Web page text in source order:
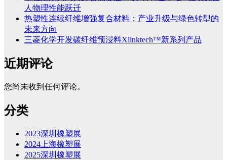
人物理性能跃迁
热塑性连续纤维增强复合材料：产业升级与绿色转型的
未来方向
三菱化学开发碳纤维预浸料Xlinktech™新系列产品
近期评论
您尚未收到任何评论。
分类
2023深圳橡塑展
2024上海橡塑展
2025深圳橡塑展